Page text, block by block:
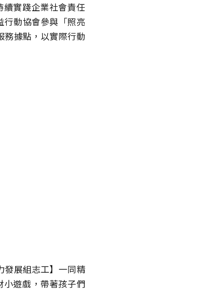
實踐企業社會責任
行動協會參與「照亮
務據點，以實際行動
發展組志工】一同精
遊戲，帶著孩子們